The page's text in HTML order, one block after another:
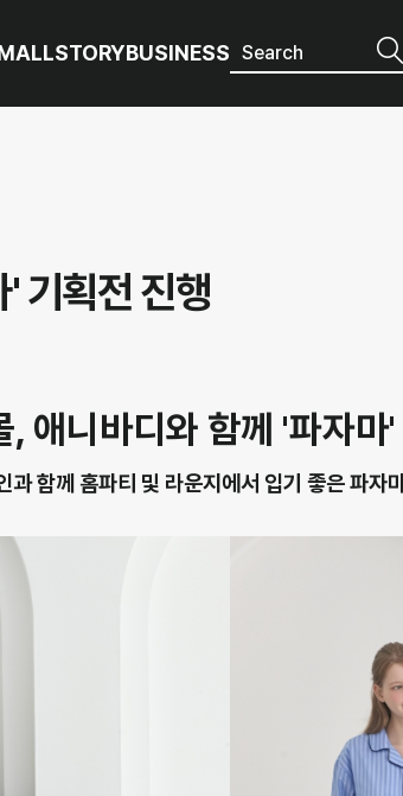
STORYBUSINESS
기획전 진행
, 애니바디와 함께 '파자마
과 함께 홈파티 및 라운지에서 입기 좋은 파자